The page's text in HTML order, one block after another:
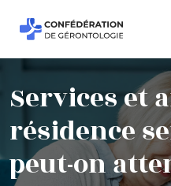
Services et
résidence
peut-on